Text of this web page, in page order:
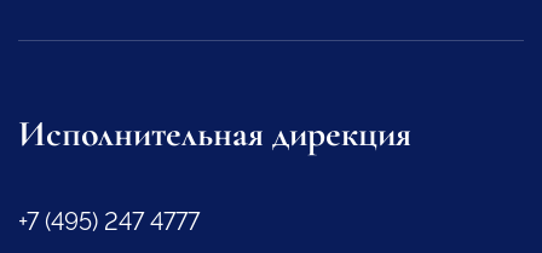
Исполнительная дирекция
+7 (495) 247 4777